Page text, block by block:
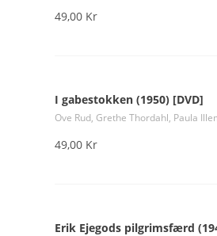
49,00 Kr
I gabestokken (1950) [DVD]
Ove Rud, Grethe Thordahl, Paula
49,00 Kr
Erik Ejegods pilgrimsfærd